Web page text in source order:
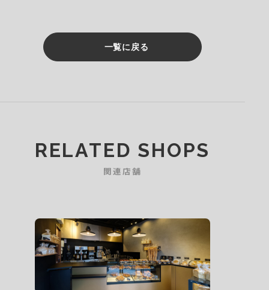
一覧に戻る
RELATED SHOPS
関連店舗